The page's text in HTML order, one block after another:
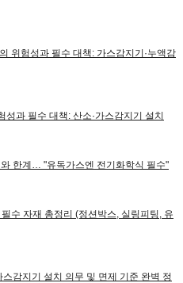
위험성과 필수 대책: 가스감지기·누액감
성과 필수 대책: 산소·가스감지기 설치
한계… "유독가스엔 전기화학식 필수"
수 자재 총정리 (정션박스, 실링피팅, 유
감지기 설치 의무 및 면제 기준 완벽 정